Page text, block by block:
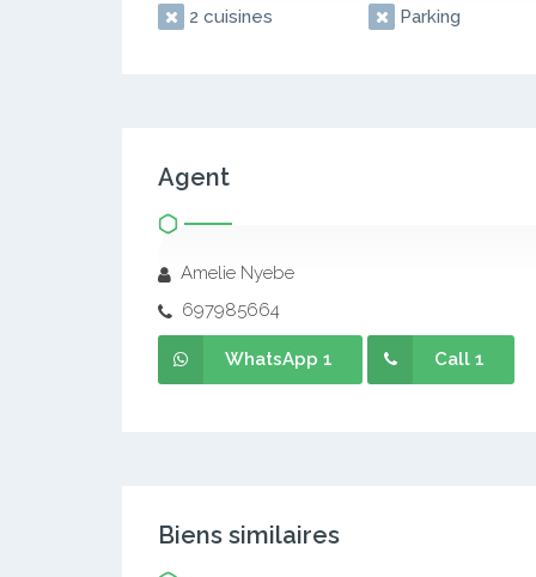
2 cuisines Parking
Agent
Amelie Nyebe
697985664
WhatsApp 1 Call 1
Biens similaires